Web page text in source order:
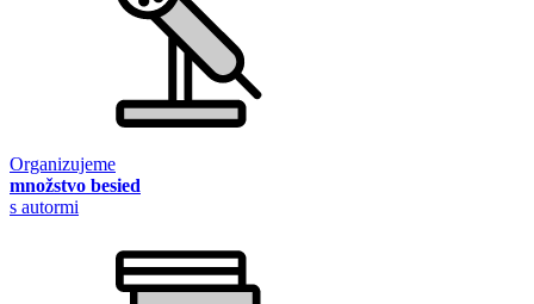
Organizujeme
množstvo besied
s autormi